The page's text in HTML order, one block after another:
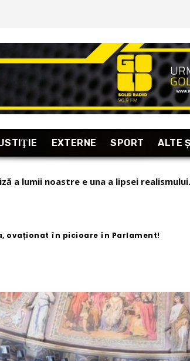
EXTERNE SPORT ALTE
din Armenia, “țara care se uită în
ovaționat în picioare în Parlament!